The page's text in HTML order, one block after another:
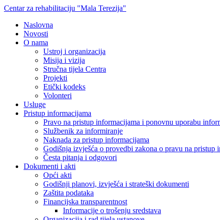
Centar za rehabilitaciju "Mala Terezija"
Naslovna
Novosti
O nama
Ustroj i organizacija
Misija i vizija
Stručna tijela Centra
Projekti
Etički kodeks
Volonteri
Usluge
Pristup informacijama
Pravo na pristup informacijama i ponovnu uporabu
Službenik za informiranje
Naknada za pristup informacijama
Godišnja izvješća o provedbi zakona o pravu na pristup
Česta pitanja i odgovori
Dokumenti i akti
Opći akti
Godišnji planovi, izvješća i strateški dokumenti
Zaštita podataka
Financijska transparentnost
Informacije o trošenju sredstava